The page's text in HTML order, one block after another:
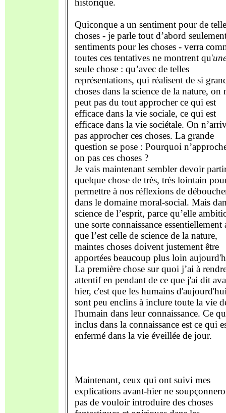
historique.
Quiconque a un sentiment pour de
choses - je parle tout d’abord
sentiments pour les choses - verra
toutes ces tentatives ne montrent qu'
seule chose : qu’avec de telles
représentations, qui réalisent de si
choses dans la science de la nature, on
peut pas du tout approcher ce qui est
efficace dans la vie sociale, ce qui est
efficace dans la vie sociétale. On
pas approcher ces choses. La grande
question se pose : Pourquoi
on pas ces choses ?
Je vais maintenant sembler devoir
quelque chose de très, très lointain
permettre à nos réflexions de
dans le domaine moral-social. Mais
science de l’esprit, parce qu’elle
une sorte connaissance essentiellement
que l’est celle de science de la nature,
maintes choses doivent justement être
apportées beaucoup plus loin
La première chose sur quoi j’ai à
attentif en pendant de ce que j'ai dit
hier, c'est que les humains
sont peu enclins à inclure toute la vie
l'humain dans leur connaissance. Ce
inclus dans la connaissance est ce qui
enfermé dans la vie éveillée de jour.
Maintenant, ceux qui ont suivi mes
explications avant-hier ne
pas de vouloir introduire des choses